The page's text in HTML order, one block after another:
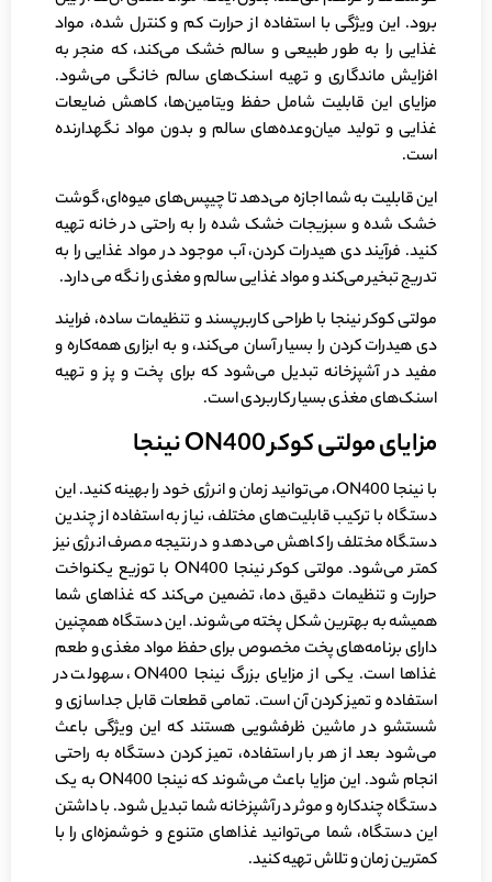
برود. این ویژگی با استفاده از حرارت کم و کنترل شده، مواد
غذایی را به طور طبیعی و سالم خشک می‌کند، که منجر به
افزایش ماندگاری و تهیه اسنک‌های سالم خانگی می‌شود.
مزایای این قابلیت شامل حفظ ویتامین‌ها، کاهش ضایعات
غذایی و تولید میان‌وعده‌های سالم و بدون مواد نگهدارنده
است.
این قابلیت به شما اجازه می‌دهد تا چیپس‌های میوه‌ای، گوشت
خشک شده و سبزیجات خشک شده را به راحتی در خانه تهیه
کنید. فرآیند دی هیدرات کردن، آب موجود در مواد غذایی را به
تدریج تبخیر می‌کند و مواد غذایی سالم و مغذی را نگه می دارد.
مولتی کوکر نینجا با طراحی کاربرپسند و تنظیمات ساده، فرایند
دی هیدرات کردن را بسیار آسان می‌کند، و به ابزاری همه‌کاره و
مفید در آشپزخانه تبدیل می‌شود که برای پخت و پز و تهیه
اسنک‌های مغذی بسیار کاربردی است.
مزایای مولتی کوکرON400 نینجا
با نینجا ON400، می‌توانید زمان و انرژی خود را بهینه کنید. این
دستگاه با ترکیب قابلیت‌های مختلف، نیاز به استفاده از چندین
دستگاه مختلف را کاهش می‌دهد و در نتیجه مصرف انرژی نیز
کمتر می‌شود. مولتی کوکر نینجا ON400 با توزیع یکنواخت
حرارت و تنظیمات دقیق دما، تضمین می‌کند که غذاهای شما
همیشه به بهترین شکل پخته می‌شوند. این دستگاه همچنین
دارای برنامه‌های پخت مخصوص برای حفظ مواد مغذی و طعم
غذاها است. یکی از مزایای بزرگ نینجا ON400، سهولت در
استفاده و تمیز کردن آن است. تمامی قطعات قابل جداسازی و
شستشو در ماشین ظرفشویی هستند که این ویژگی باعث
می‌شود بعد از هر بار استفاده، تمیز کردن دستگاه به راحتی
انجام شود. این مزایا باعث می‌شوند که نینجا ON400 به یک
دستگاه چندکاره و موثر در آشپزخانه شما تبدیل شود. با داشتن
این دستگاه، شما می‌توانید غذاهای متنوع و خوشمزه‌ای را با
کمترین زمان و تلاش تهیه کنید.